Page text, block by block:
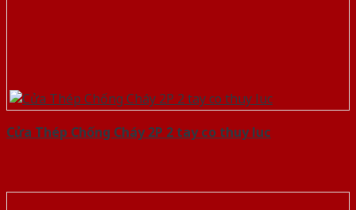
Cửa Thép Chống Cháy 2P 2 tay co thuy luc